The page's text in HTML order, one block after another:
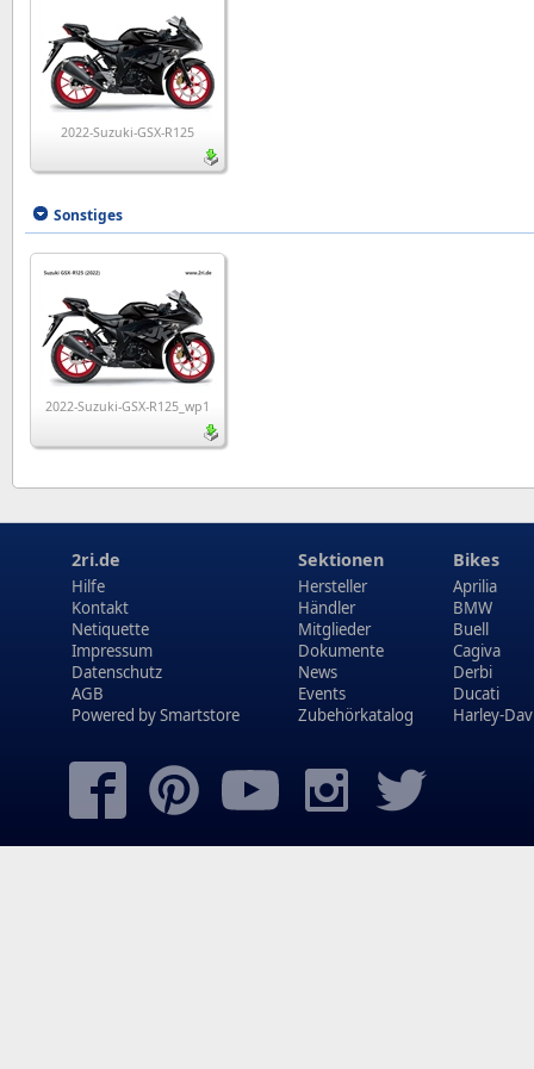
2022-Suzuki-GSX-R125
Sonstiges
2022-Suzuki-GSX-R125_wp1
2ri.de
Hilfe
Kontakt
Netiquette
Impressum
Datenschutz
AGB
Powered bySmartstore
Sektionen
Hersteller
Händler
Mitglieder
Dokumente
News
Events
Zubehörkatalog
Bikes
Aprilia
BMW
Buell
Cagiva
Derbi
Ducati
Harley-